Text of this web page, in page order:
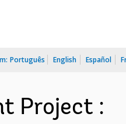
Português English Español
Project :